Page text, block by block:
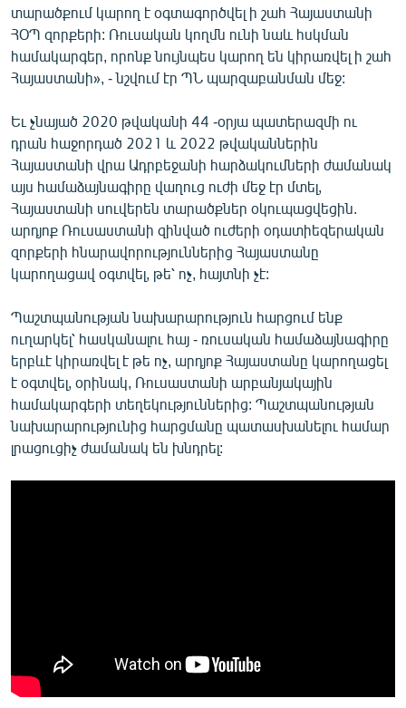
տարածքում կարող է օգտագործվել ի շահ Հայաստանի
ՀՕՊ զորքերի: Ռուսական կողմն ունի նաև հսկման
համակարգեր, որոնք նույնպես կարող են կիրառվել ի շահ
Հայաստանի», - նշվում էր ՊՆ պարզաբանման մեջ:
Եւ չնայած 2020 թվականի 44 -օրյա պատերազմի ու
դրան հաջորդած 2021 և 2022 թվականներին
Հայաստանի վրա Ադրբեջանի հարձակումների ժամանակ
այս համաձայնագիրը վաղուց ուժի մեջ էր մտել,
Հայաստանի սուվերեն տարածքներ օկուպացվեցին.
արդյոք Ռուսաստանի զինված ուժերի օդատիեզերական
զորքերի հնարավորություններից Հայաստանը
կարողացավ օգտվել, թե՝ ոչ, հայտնի չէ:
Պաշտպանության նախարարություն հարցում ենք
ուղարկել՝ հասկանալու հայ - ռուսական համաձայնագիրը
երբևէ կիրառվել է թե ոչ, արդյոք Հայաստանը կարողացել
է օգտվել, օրինակ, Ռուսաստանի արբանյակային
համակարգերի տեղեկություններից: Պաշտպանության
նախարարությունից հարցմանը պատասխանելու համար
լրացուցիչ ժամանակ են խնդրել: